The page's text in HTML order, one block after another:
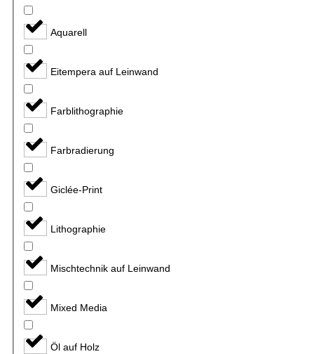
Aquarell
Eitempera auf Leinwand
Farblithographie
Farbradierung
Giclée-Print
Lithographie
Mischtechnik auf Leinwand
Mixed Media
Öl auf Holz